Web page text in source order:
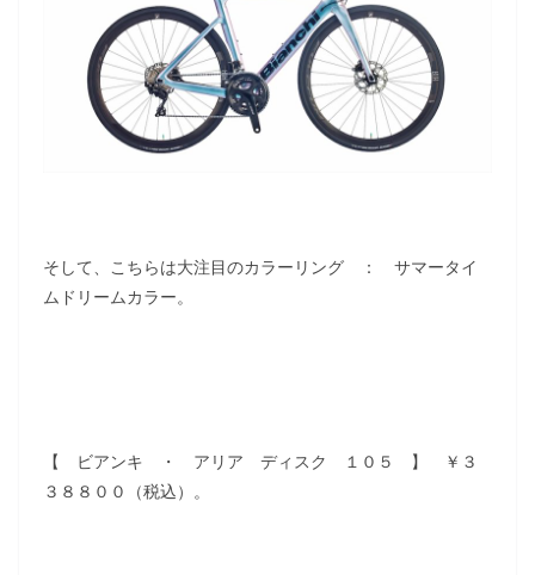
そして、こちらは大注目のカラーリング ： サマータイ
ムドリームカラー。
【 ビアンキ ・ アリア ディスク １０５ 】 ￥３
３８８００（税込）。